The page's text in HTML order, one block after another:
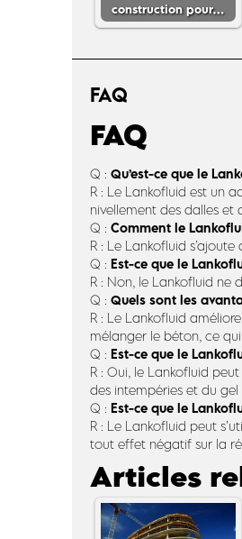
construction pour…
FAQ
FAQ
Q : Qu’est-ce que le
R : Le Lankofluid est un
nivellement des dalles et
Q : Comment le
R : Le Lankofluid
Q : Est-ce que le
R : Non, le Lankofluid
Q : Quels sont les
R : Le Lankofluid
mélanger le béton, ce
Q : Est-ce que le
R : Oui, le Lankofluid
des intempéries et du gel
Q : Est-ce que le
R : Le Lankofluid peut
tout effet négatif sur la
Articles